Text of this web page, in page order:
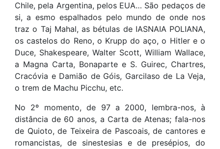
Chile, pela Argentina, pelos EUA… São pedaços de
si, a esmo espalhados pelo mundo de onde nos
traz o Taj Mahal, as bétulas de IASNAIA POLIANA,
os castelos do Reno, o Krupp do aço, o Hitler e o
Duce, Shakespeare, Walter Scott, William Wallace,
a Magna Carta, Bonaparte e S. Guirec, Chartres,
Cracóvia e Damião de Góis, Garcilaso de La Veja,
o trem de Machu Picchu, etc.
No 2º momento, de 97 a 2000, lembra-nos, à
distância de 60 anos, a Carta de Atenas; fala-nos
de Quioto, de Teixeira de Pascoais, de cantores e
romancistas, de sinestesias e de presépios, do